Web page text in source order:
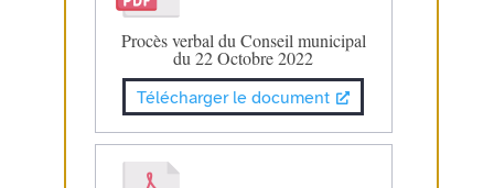
Procès verbal du Conseil municipal
du 22 Octobre 2022
Télécharger le document